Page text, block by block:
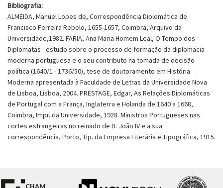
Bibliografia:
ALMEIDA, Manuel Lopes de, Correspondência Diplomática de
Francisco Ferreira Rebelo, 1655-1657, Coimbra, Arquivo da
Universidade,1982. FARIA, Ana Maria Homem Leal, O Tempo dos
Diplomatas - estudo sobre o processo de formação da diplomacia
moderna portuguesa e o seu contributo na tomada de decisão
política (1640/1 - 1736/50), tese de doutoramento em História
Moderna apresentada à Faculdade de Letras da Universidade Nova
de Lisboa, Lisboa, 2004. PRESTAGE, Edgar, As Relações Diplomáticas
de Portugal com a França, Inglaterra e Holanda de 1640 a 1668,
Coimbra, Impr. da Universidade, 1928. Ministros Portugueses nas
cortes estrangeiras no reinado de D. João IV e a sua
correspondência, Porto, Tip. da Empresa Literária e Tipográfica, 1915.